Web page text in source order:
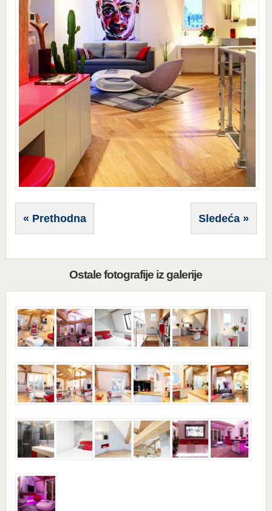
« Prethodna Sledeća »
Ostale fotografije iz galerije